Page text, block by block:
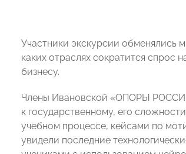
Участники экскурсии обменялись
каких отраслях сократится спрос
бизнесу.
Члены Ивановской «ОПОРЫ
к государственному, его
учебном процессе, кейсами по
увидели последние